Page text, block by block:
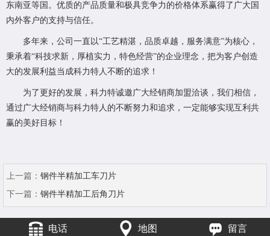
东南亚等国。优质的产品质量和极具竞争力的价格体系赢得了广大国
内外客户的支持与信任。
多年来，公司一直以“工艺精湛，品质卓越，服务满意”为核心，
秉承着“科技求新，厚植实力，特色经营”的企业理念，把为客户创造
大的发展利益当成科力特人不断的追求！
为了更好的发展，科力特诚邀广大经销商加盟洽谈，我们相信，
通过广大经销商与科力特人的不断努力和追求，一定能够实现互利共
赢的美好目标！
上一篇： 钢件半精加工车刀片
下一篇： 钢件半精加工后角刀片
电话 地图 留言